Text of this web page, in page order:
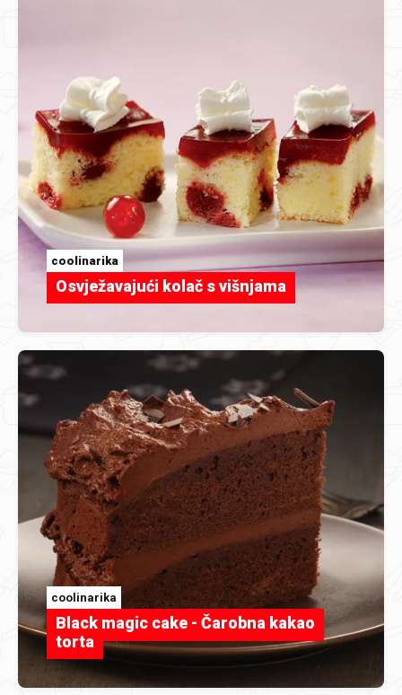
coolinarika
Osvježavajući kolač s višnjama
coolinarika
Black magic cake - Čarobna kakao
torta